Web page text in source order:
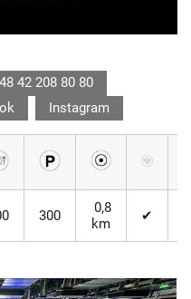
42 208 80 80
Instagram
300
0,8
km
✔